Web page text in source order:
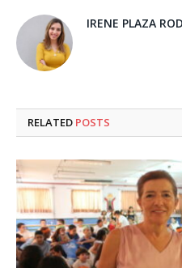
IRENE PLAZA
RELATED POSTS